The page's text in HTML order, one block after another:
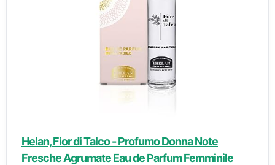
Helan, Fior di Talco - Profumo Donna Note
Fresche Agrumate Eau de Parfum Femminile